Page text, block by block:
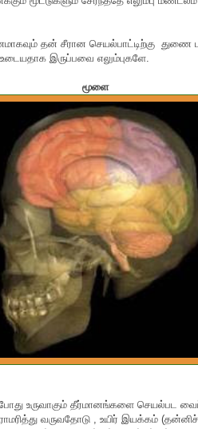
தன் சீரான செயல்பாட்டிற்கு துணை
இருப்பவை எலும்புகளே.
மூளை
போது உருவாகும் தீர்மானங்களை செயல்பட
வருவதோடு , உயிர் இயக்கம்